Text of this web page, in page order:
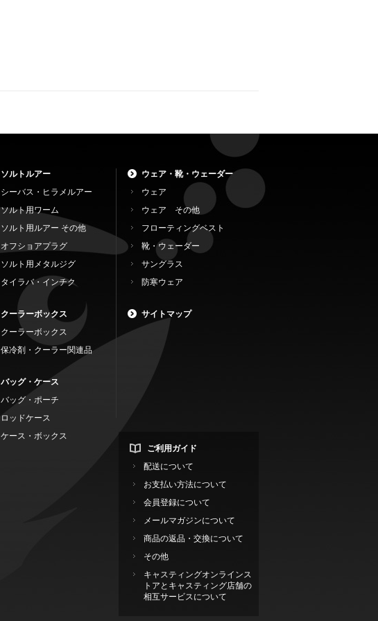
ソルトルアー
シーバス・ヒラメルアー
ソルト用ワーム
ソルト用ルアー その他
オフショアプラグ
ソルト用メタルジグ
タイラバ・インチク
クーラーボックス
クーラーボックス
保冷剤・クーラー関連品
バッグ・ケース
バッグ・ポーチ
ロッドケース
ケース・ボックス
ウェア・靴・ウェーダー
ウェア
ウェア その他
フローティングベスト
靴・ウェーダー
サングラス
防寒ウェア
サイトマップ
ご利用ガイド
配送について
お支払い方法について
会員登録について
メールマガジンについて
商品の返品・交換について
その他
キャスティングオンラインス
トアとキャスティング店舗の
相互サービスについて